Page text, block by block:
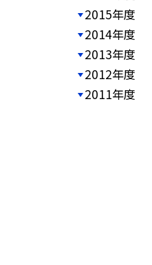
2015年度
2014年度
2013年度
2012年度
2011年度